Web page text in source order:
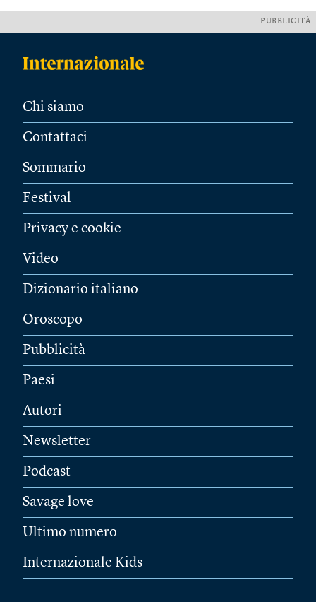
PUBBLICITÀ
Chi siamo
Contattaci
Sommario
Festival
Privacy e cookie
Video
Dizionario italiano
Oroscopo
Pubblicità
Paesi
Autori
Newsletter
Podcast
Savage love
Ultimo numero
Internazionale Kids